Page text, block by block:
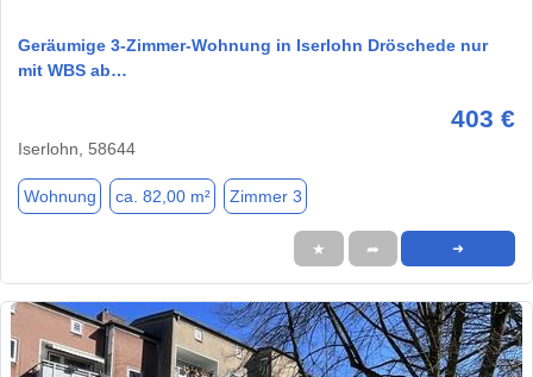
Geräumige 3-Zimmer-Wohnung in Iserlohn Dröschede nur
mit WBS ab…
403 €
Iserlohn, 58644
Wohnung ca. 82,00 m² Zimmer 3
★ ➦ ➜